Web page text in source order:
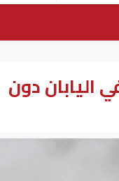
اليابان دون